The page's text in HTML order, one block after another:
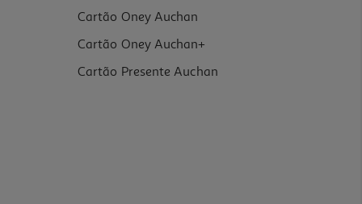
Cartão Oney Auchan
Cartão Oney Auchan+
Cartão Presente Auchan